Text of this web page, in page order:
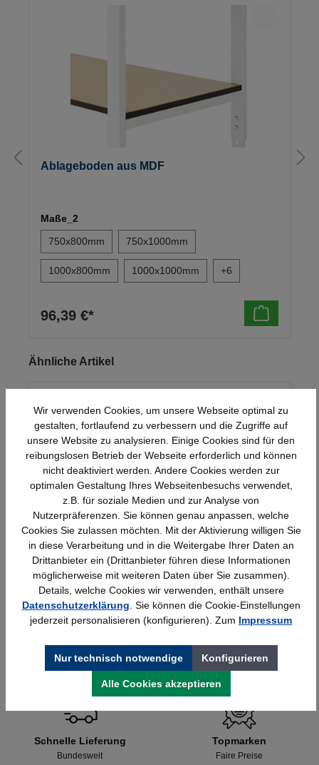
Ablageboden aus MDF
Maße_2
750x800mm
750x1000mm
1000x800mm 1000x1000mm +6
96,39 €*
Produktgalerie überspringen
Ähnliche Artikel
Rau Computer-Tisch Typ 1 – Stahlgestell,
Buche, B 1100 xT800 x H 1100 mm
971,04 €*
Schnelle Lieferung
Bundesweit
Topmarken
Faire Preise
Wir verwenden Cookies, um unsere Webseite optimal zu
gestalten, fortlaufend zu verbessern und die Zugriffe auf
unsere Website zu analysieren. Einige Cookies sind für den
reibungslosen Betrieb der Webseite erforderlich und können
nicht deaktiviert werden. Andere Cookies werden zur
optimalen Gestaltung Ihres Webseitenbesuchs verwendet,
z.B. für soziale Medien und zur Analyse von
Nutzerpräferenzen. Sie können genau anpassen, welche
Cookies Sie zulassen möchten. Mit der Aktivierung willigen Sie
in diese Verarbeitung und in die Weitergabe Ihrer Daten an
Drittanbieter ein (Drittanbieter führen diese Informationen
möglicherweise mit weiteren Daten über Sie zusammen).
Details, welche Cookies wir verwenden, enthält unsere
Datenschutzerklärung . Sie können die Cookie-Einstellungen
jederzeit personalisieren (konfigurieren). Zum Impressum
Nur technisch notwendige Konfigurieren
Alle Cookies akzeptieren